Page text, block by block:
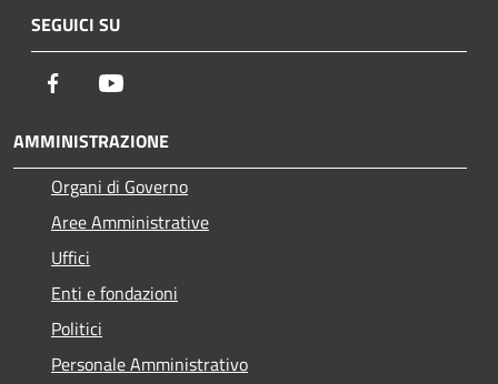
SEGUICI SU
Facebook
AMMINISTRAZIONE
Organi di Governo
Aree Amministrative
Uffici
Enti e fondazioni
Politici
Personale Amministrativo